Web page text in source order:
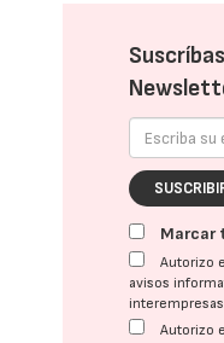
Marcar
Autorizo
avisos
Autorizo